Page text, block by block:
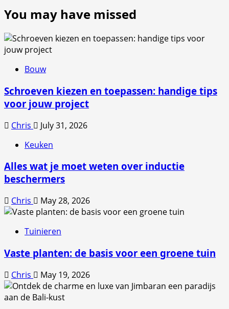
You may have missed
Bouw
Schroeven kiezen en toepassen: handige tips
voor jouw project
Chris
July 31, 2026
Keuken
Alles wat je moet weten over inductie
beschermers
Chris May 28, 2026
Tuinieren
Vaste planten: de basis voor een groene tuin
Chris May 19, 2026